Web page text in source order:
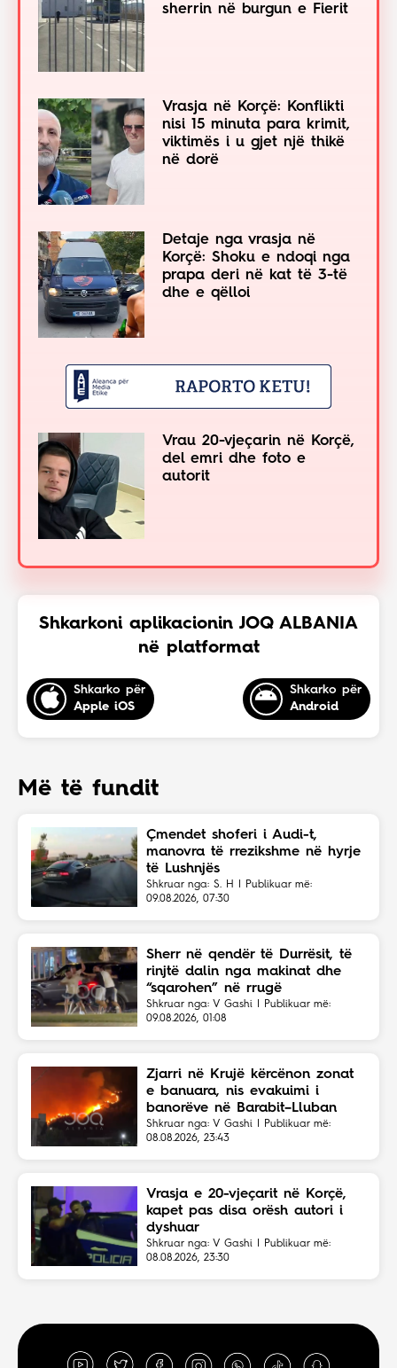
sherrin në burgun e Fierit
Vrasja në Korçë: Konflikti
nisi 15 minuta para krimit,
viktimës i u gjet një thikë
në dorë
Detaje nga vrasja në
Korçë: Shoku e ndoqi nga
prapa deri në kat të 3-të
dhe e qëlloi
Vrau 20-vjeçarin në Korçë,
del emri dhe foto e
autorit
Shkarkoni aplikacionin JOQ ALBANIA
në platformat
Shkarko për
Apple iOS
Shkarko për
Android
Më të fundit
Çmendet shoferi i Audi-t,
manovra të rrezikshme në hyrje
të Lushnjës
Shkruar nga: S. H | Publikuar më:
09.08.2026, 07:30
Sherr në qendër të Durrësit, të
rinjtë dalin nga makinat dhe
“sqarohen” në rrugë
Shkruar nga: V Gashi | Publikuar më:
09.08.2026, 01:08
Zjarri në Krujë kërcënon zonat
e banuara, nis evakuimi i
banorëve në Barabit–Lluban
Shkruar nga: V Gashi | Publikuar më:
08.08.2026, 23:43
Vrasja e 20-vjeçarit në Korçë,
kapet pas disa orësh autori i
dyshuar
Shkruar nga: V Gashi | Publikuar më:
08.08.2026, 23:30